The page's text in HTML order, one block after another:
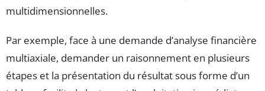
multidimensionnelles.
Par exemple, face à une demande d’analyse financière
multiaxiale, demander un raisonnement en plusieurs
étapes et la présentation du résultat sous forme d’un